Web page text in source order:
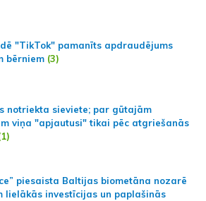
"TikTok" pamanīts apdraudējums
bērniem (3)
notriekta sieviete; par gūtajām
viņa "apjautusi" tikai pēc atgriešanās
piesaista Baltijas biometāna nozarē
lielākās investīcijas un paplašinās